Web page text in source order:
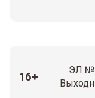
16+
ЭЛ №